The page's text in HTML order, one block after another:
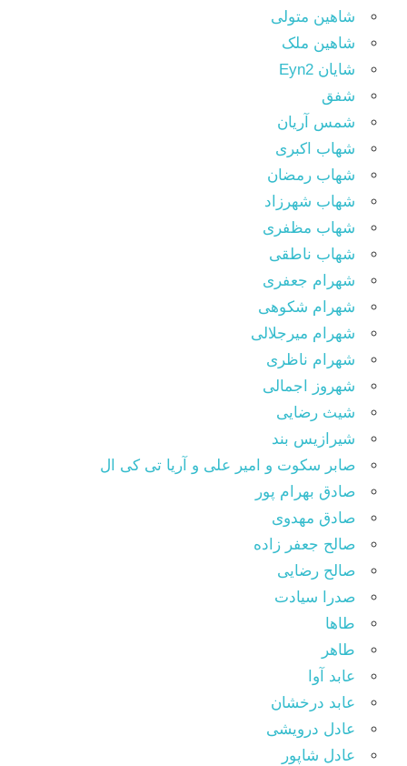
شاهین متولی
شاهین ملک
شایان Eyn2
شفق
شمس آریان
شهاب اکبری
شهاب رمضان
شهاب شهرزاد
شهاب مظفری
شهاب ناطقی
شهرام جعفری
شهرام شکوهی
شهرام میرجلالی
شهرام ناظری
شهروز اجمالی
شیث رضایی
شیرازیس بند
صابر سکوت و امیر علی و آریا تی کی ال
صادق بهرام پور
صادق مهدوی
صالح جعفر زاده
صالح رضایی
صدرا سیادت
طاها
طاهر
عابد آوا
عابد درخشان
عادل درویشی
عادل شاپور